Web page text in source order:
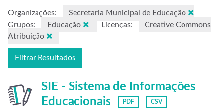
Organizações:
Secretaria Municipal de Educação
Grupos:
Educação Licenças:
Creative Commons
Atribuição
Filtrar Resultados
SIE - Sistema de Informações
Educacionais
PDF CSV